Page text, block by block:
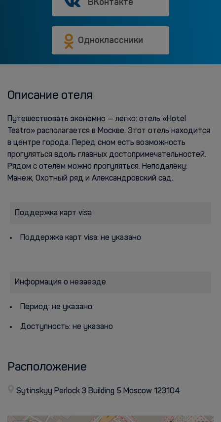
Одноклассники
Описание отеля
Путешествовать экономно — легко: отель «Hotel
Teatro» располагается в Москве. Этот отель находится
в центре города. Перед сном есть возможность
прогуляться вдоль главных достопримечательностей.
Рядом с отелем можно прогуляться. Неподалёку:
Манеж, Охотный ряд и Александровский сад.
Поддержка карт visa
Поддержка карт visa: не указано
Информация о незаезде
Период: не указано
Доступность: не указано
Расположение
Sytinskyy Perlock 3 Building 5 Moscow 123104